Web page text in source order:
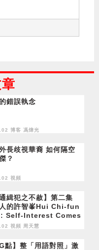
錯誤執念
博客 馮煒光
長歧視華裔 如何隔空
？
視頻
通緝犯之不赦】第二集
的許智峯Hui Chi-fun
Self-Interest Comes
Expense
視頻 周天慧
G點】整「用語對照」激